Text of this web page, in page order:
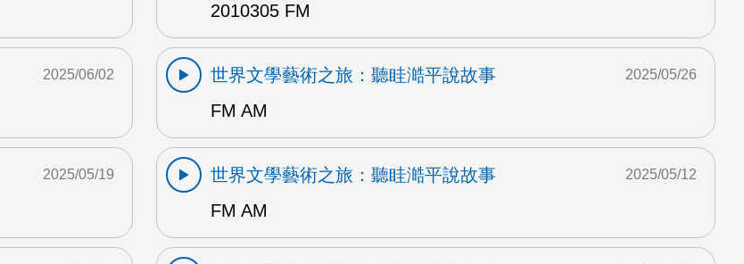
2010305 FM
2025/06/02
世界文學藝術之旅：聽眭澔平說故事
FM AM
2025/05/26
2025/05/19
世界文學藝術之旅：聽眭澔平說故事
FM AM
2025/05/12